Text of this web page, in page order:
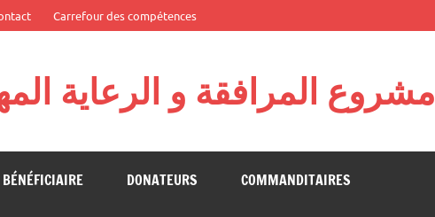
Carrefour des compétences
مشروع المرافقة و الرعاية
DONATEURS COMMANDITAIRES